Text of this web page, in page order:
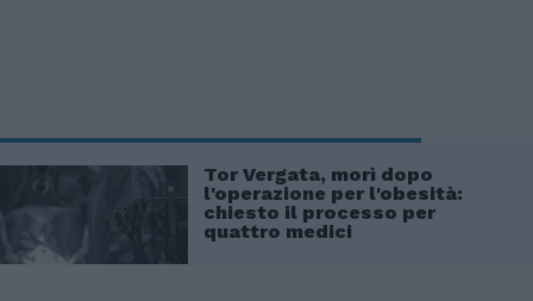
Tor Vergata, morì dopo
l'operazione per l'obesità:
chiesto il processo per
quattro medici